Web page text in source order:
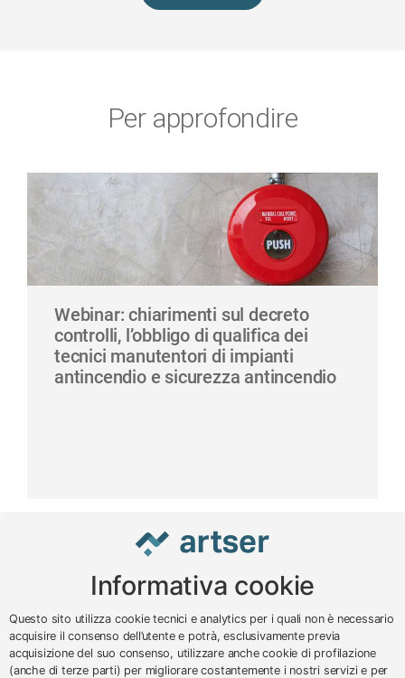
Per approfondire
Webinar: chiarimenti sul decreto
controlli, l’obbligo di qualifica dei
tecnici manutentori di impianti
antincendio e sicurezza antincendio
© 2024 – 2026 - ARTSER SRL
Informativa cookie
Questo sito utilizza cookie tecnici e analytics per i quali non è necessario
acquisire il consenso dell’utente e potrà, esclusivamente previa
acquisizione del suo consenso, utilizzare anche cookie di profilazione
(anche di terze parti) per migliorare costantemente i nostri servizi e per